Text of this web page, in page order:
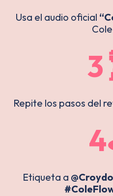
Usa el audio oficial
Repite los pasos del
Etiqueta a